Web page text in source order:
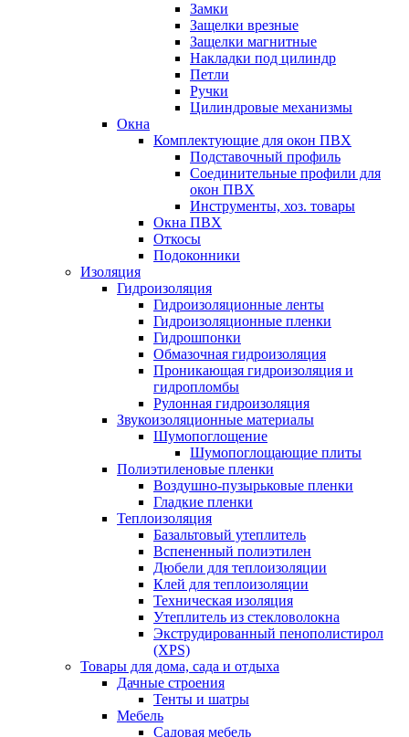
Замки
Защелки врезные
Защелки магнитные
Накладки под цилиндр
Петли
Ручки
Цилиндровые механизмы
Окна
Комплектующие для окон ПВХ
Подставочный профиль
Соединительные профили для
окон ПВХ
Инструменты, хоз. товары
Окна ПВХ
Откосы
Подоконники
Изоляция
Гидроизоляция
Гидроизоляционные ленты
Гидроизоляционные пленки
Гидрошпонки
Обмазочная гидроизоляция
Проникающая гидроизоляция и
гидропломбы
Рулонная гидроизоляция
Звукоизоляционные материалы
Шумопоглощение
Шумопоглощающие плиты
Полиэтиленовые пленки
Воздушно-пузырьковые пленки
Гладкие пленки
Теплоизоляция
Базальтовый утеплитель
Вспененный полиэтилен
Дюбели для теплоизоляции
Клей для теплоизоляции
Техническая изоляция
Утеплитель из стекловолокна
Экструдированный пенополистирол
(XPS)
Товары для дома, сада и отдыха
Дачные строения
Тенты и шатры
Мебель
Садовая мебель